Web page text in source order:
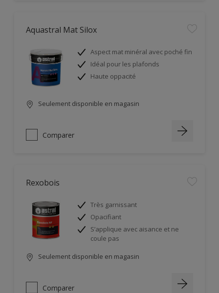
Aquastral Mat Silox
Aspect mat minéral avec poché fin
Idéal pour les plafonds
Haute oppacité
Seulement disponible en magasin
Comparer
Rexobois
Très garnissant
Opacifiant
S’applique avec aisance et ne
coule pas
Seulement disponible en magasin
Comparer